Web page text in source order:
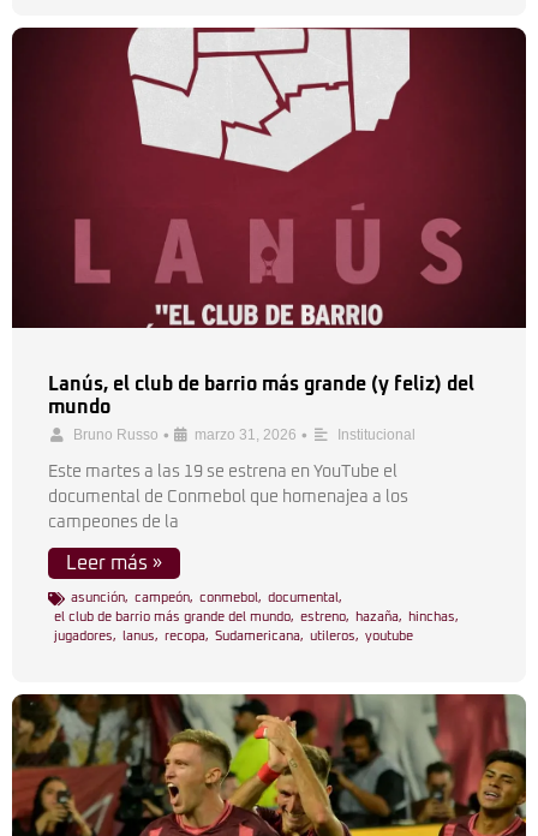
Lanús, el club de barrio más grande (y feliz) del
mundo
Bruno Russo • marzo 31, 2026 • Institucional
Este martes a las 19 se estrena en YouTube el
documental de Conmebol que homenajea a los
campeones de la
Leer más »
asunción, campeón, conmebol , documental ,
el club de barrio más grande del mundo, estreno, hazaña, hinchas,
jugadores, lanus, recopa, Sudamericana, utileros, youtube